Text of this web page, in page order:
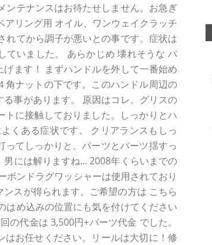
ンテナンスはお待たせしません。お急ぎ
リング用 オイル、ワンウェイクラッチ
れてから調子が悪いとの事です。症状は
ていました。 あらかじめ 壊れそうな パ
ます！ まずハンドルを外して一番始め
ナットの下です。このハンドル周辺の
事があります。 原因はコレ。グリスの
に接触しておりました。しっかりとハ
くある症状です。 クリアランスもしっ
てしっかりと、パーツとパーツ揺すっ
には解りますね... 2008年くらいまでの
ボンドラグワッシャーは使用されており
スが得られます。ご希望の方は こちら
はめ込みの位置にも気を付けてください
の代金は 3,500円+パーツ代金 でした。
お任せください。リールは大切に！修